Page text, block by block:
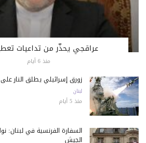
عراقجي يحذّر من تداعيات
منذ 6 أيام
زورق إسرائيلي يطلق النار
لبنان
منذ 5 أيام
السفارة الفرنسية في لبنان:
الجيش